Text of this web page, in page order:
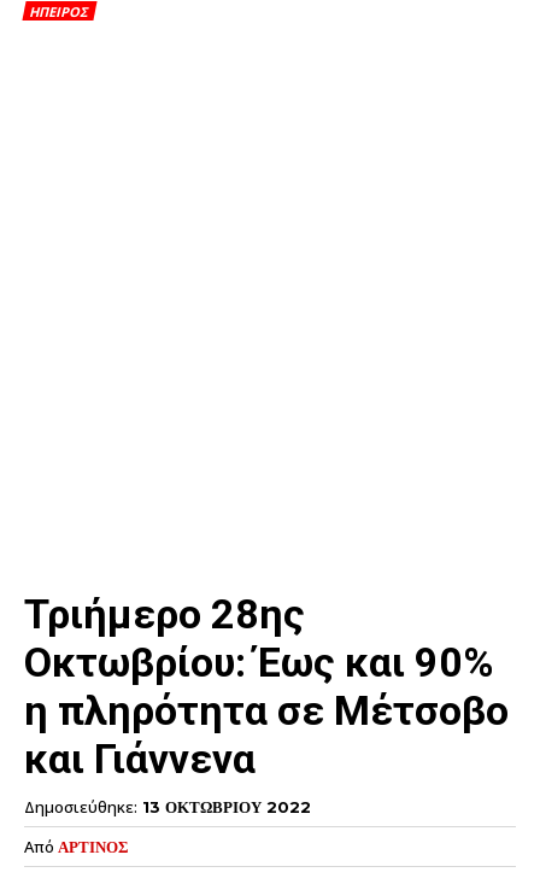
ΗΠΕΙΡΟΣ
Τριήμερο 28ης
Οκτωβρίου: Έως και 90%
η πληρότητα σε Μέτσοβο
και Γιάννενα
Δημοσιεύθηκε: 13 ΟΚΤΩΒΡΙΟΥ 2022
Από ΑΡΤΙΝΟΣ